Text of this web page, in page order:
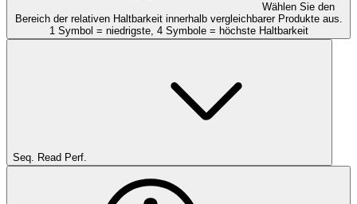
Wählen Sie den
Bereich der relativen Haltbarkeit innerhalb vergleichbarer Produkte aus.
1 Symbol = niedrigste, 4 Symbole = höchste Haltbarkeit
Seq. Read Perf.